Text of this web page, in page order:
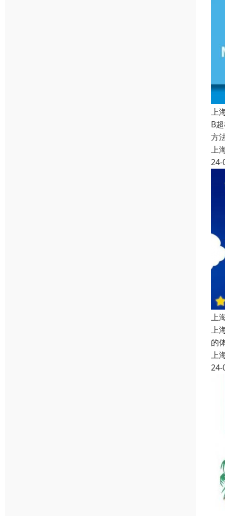
上
B
方
上
24-
上
上
的
上
24-